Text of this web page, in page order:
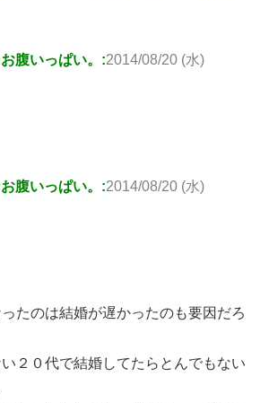
腹いっぱい。:2014/08/20 (水)
腹いっぱい。:2014/08/20 (水)
たのは結婚が遅かったのも要因だろ
２０代で結婚してたらとんでもない